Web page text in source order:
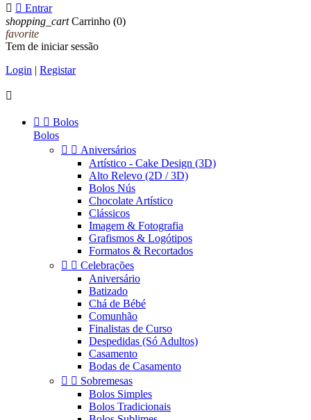
  Entrar
shopping_cart Carrinho (0)
favorite
Tem de iniciar sessão
Login | Registar

  Bolos
Bolos
  Aniversários
Artístico - Cake Design (3D)
Alto Relevo (2D / 3D)
Bolos Nús
Chocolate Artístico
Clássicos
Imagem & Fotografia
Grafismos & Logótipos
Formatos & Recortados
  Celebrações
Aniversário
Batizado
Chá de Bébé
Comunhão
Finalistas de Curso
Despedidas (Só Adultos)
Casamento
Bodas de Casamento
  Sobremesas
Bolos Simples
Bolos Tradicionais